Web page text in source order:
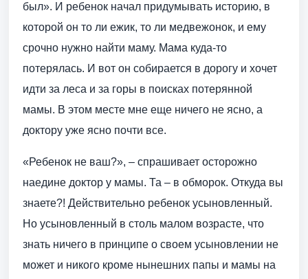
был». И ребенок начал придумывать историю, в
которой он то ли ежик, то ли медвежонок, и ему
срочно нужно найти маму. Мама куда-то
потерялась. И вот он собирается в дорогу и хочет
идти за леса и за горы в поисках потерянной
мамы. В этом месте мне еще ничего не ясно, а
доктору уже ясно почти все.
«Ребенок не ваш?», – спрашивает осторожно
наедине доктор у мамы. Та – в обморок. Откуда вы
знаете?! Действительно ребенок усыновленный.
Но усыновленный в столь малом возрасте, что
знать ничего в принципе о своем усыновлении не
может и никого кроме нынешних папы и мамы на